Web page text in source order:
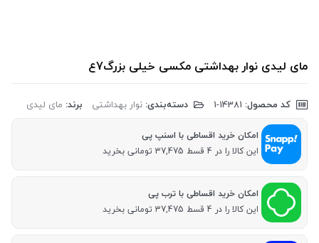
مای لیدی نوار بهداشتی مکسی خیلی بزرگ7ع
کد محصول: دسته‌بندی: نوار بهداشتی برند: مای لیدی
امکان خرید اقساطی با اسنپ پی
این کالا را در 4 قسط 37,475 تومانی بخرید
امکان خرید اقساطی با ترب پی
این کالا را در 4 قسط 37,475 تومانی بخرید